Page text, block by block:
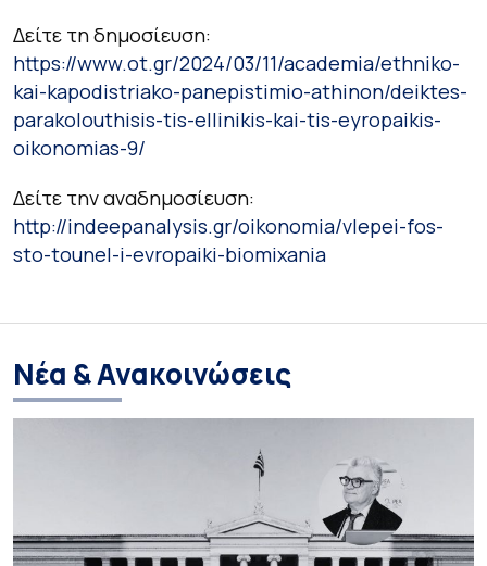
Δείτε τη δημοσίευση:
https://www.ot.gr/2024/03/11/academia/ethniko-
kai-kapodistriako-panepistimio-athinon/deiktes-
parakolouthisis-tis-ellinikis-kai-tis-eyropaikis-
oikonomias-9/
Δείτε την αναδημοσίευση:
http://indeepanalysis.gr/oikonomia/vlepei-fos-
sto-tounel-i-evropaiki-biomixania
Νέα & Ανακοινώσεις